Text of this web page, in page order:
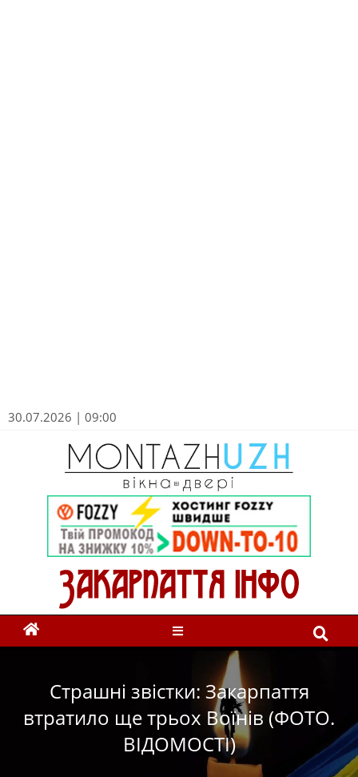
30.07.2026 | 09:00
Страшні звістки: Закарпаття
втратило ще трьох Воїнів (ФОТО.
ВІДОМОСТІ)